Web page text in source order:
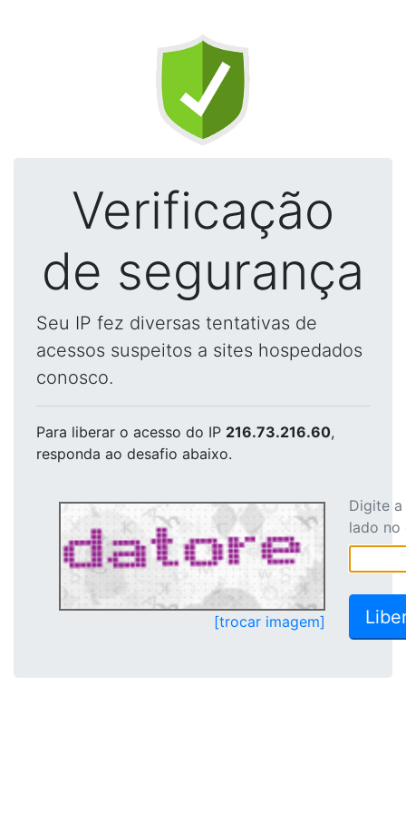
Verificação
de segurança
Seu IP fez diversas tentativas de
acessos suspeitos a sites hospedados
conosco.
Para liberar o acesso do IP 216.73.216.60,
responda ao desafio abaixo.
[trocar imagem]
Digite
lado no